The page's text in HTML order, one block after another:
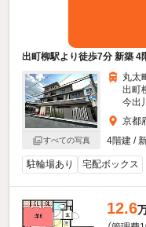
出町柳駅より徒歩7分 新築 4
すべての写真
丸太
出町
今出
京都
4階建 /
駐輪場あり 宅配ボックス
12.6